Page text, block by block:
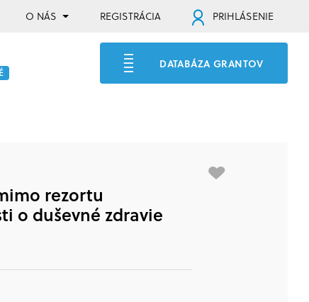
O NÁS REGISTRÁCIA PRIHLÁSENIE
DATABÁZA GRANTOV
rezortu
o duševné zdravie